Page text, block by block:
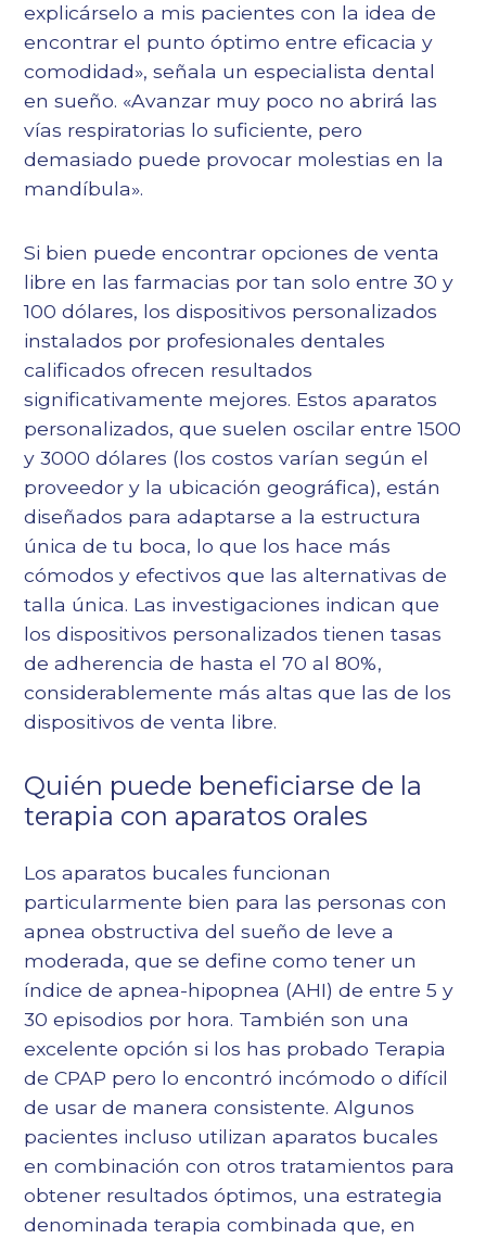
explicárselo a mis pacientes con la idea de
encontrar el punto óptimo entre eficacia y
comodidad», señala un especialista dental
en sueño. «Avanzar muy poco no abrirá las
vías respiratorias lo suficiente, pero
demasiado puede provocar molestias en la
mandíbula».
Si bien puede encontrar opciones de venta
libre en las farmacias por tan solo entre 30 y
100 dólares, los dispositivos personalizados
instalados por profesionales dentales
calificados ofrecen resultados
significativamente mejores. Estos aparatos
personalizados, que suelen oscilar entre 1500
y 3000 dólares (los costos varían según el
proveedor y la ubicación geográfica), están
diseñados para adaptarse a la estructura
única de tu boca, lo que los hace más
cómodos y efectivos que las alternativas de
talla única. Las investigaciones indican que
los dispositivos personalizados tienen tasas
de adherencia de hasta el 70 al 80%,
considerablemente más altas que las de los
dispositivos de venta libre.
Quién puede beneficiarse de la
terapia con aparatos orales
Los aparatos bucales funcionan
particularmente bien para las personas con
apnea obstructiva del sueño de leve a
moderada, que se define como tener un
índice de apnea-hipopnea (AHI) de entre 5 y
30 episodios por hora. También son una
excelente opción si los has probado Terapia
de CPAP pero lo encontró incómodo o difícil
de usar de manera consistente. Algunos
pacientes incluso utilizan aparatos bucales
en combinación con otros tratamientos para
obtener resultados óptimos, una estrategia
denominada terapia combinada que, en